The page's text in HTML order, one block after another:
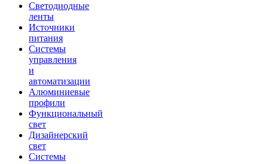
Светодиодные
ленты
Источники
питания
Системы
управления
и
автоматизации
Алюминиевые
профили
Функциональный
свет
Дизайнерский
свет
Системы